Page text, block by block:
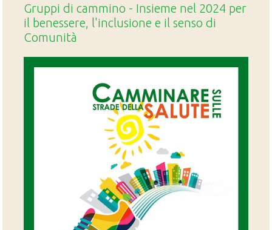
Gruppi di cammino - Insieme nel 2024 per
il benessere, l'inclusione e il senso di
Comunità